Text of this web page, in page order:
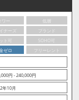
ワー
低層
ナーズ
ブランド
ト可
SOHO可
ゼロ
フリーレント
円 - 240,000円
年10月